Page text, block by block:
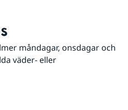
måndagar, onsdagar och
väder- eller